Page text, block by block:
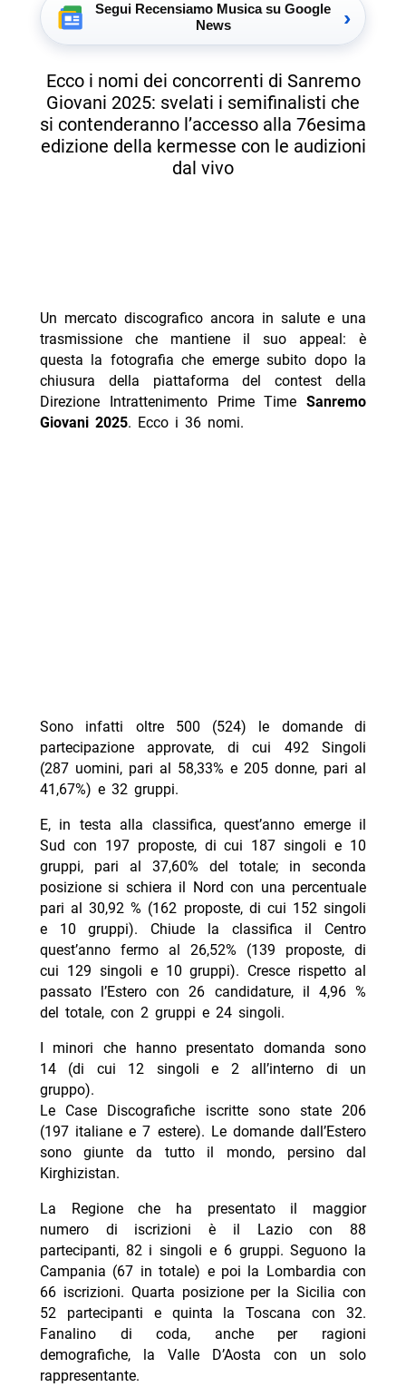
Segui Recensiamo Musica su Google
News
›
Ecco i nomi dei concorrenti di Sanremo
Giovani 2025: svelati i semifinalisti che
si contenderanno l’accesso alla 76esima
edizione della kermesse con le audizioni
dal vivo
Un mercato discografico ancora in salute e una
trasmissione che mantiene il suo appeal: è
questa la fotografia che emerge subito dopo la
chiusura della piattaforma del contest della
Direzione Intrattenimento Prime TimeSanremo
Giovani 2025. Ecco i 36 nomi.
Sono infatti oltre 500 (524) le domande di
partecipazione approvate, di cui 492 Singoli
(287 uomini, pari al 58,33% e 205 donne, pari al
41,67%) e 32 gruppi.
E, in testa alla classifica, quest’anno emerge il
Sud con 197 proposte, di cui 187 singoli e 10
gruppi, pari al 37,60% del totale; in seconda
posizione si schiera il Nord con una percentuale
pari al 30,92 % (162 proposte, di cui 152 singoli
e 10 gruppi). Chiude la classifica il Centro
quest’anno fermo al 26,52% (139 proposte, di
cui 129 singoli e 10 gruppi). Cresce rispetto al
passato l’Estero con 26 candidature, il 4,96 %
del totale, con 2 gruppi e 24 singoli.
I minori che hanno presentato domanda sono
14 (di cui 12 singoli e 2 all’interno di un
gruppo).
Le Case Discografiche iscritte sono state 206
(197 italiane e 7 estere). Le domande dall’Estero
sono giunte da tutto il mondo, persino dal
Kirghizistan.
La Regione che ha presentato il maggior
numero di iscrizioni è il Lazio con 88
partecipanti, 82 i singoli e 6 gruppi. Seguono la
Campania (67 in totale) e poi la Lombardia con
66 iscrizioni. Quarta posizione per la Sicilia con
52 partecipanti e quinta la Toscana con 32.
Fanalino di coda, anche per ragioni
demografiche, la Valle D’Aosta con un solo
rappresentante.